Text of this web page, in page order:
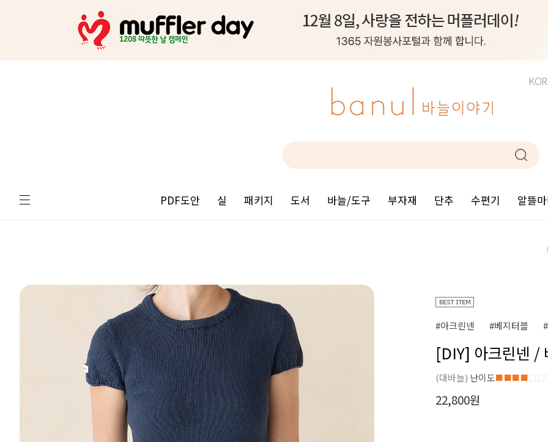
KOR
PDF도안 실 패키지 도서 바늘/도구 부자재 단추 수편기 알뜰
#아크린넨 #베지터블
[DIY] 아크린넨 /
(대바늘) 난이도■■■■
22,800원